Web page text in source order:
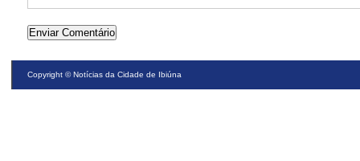
Copyright ©Notícias da Cidade de Ibiúna